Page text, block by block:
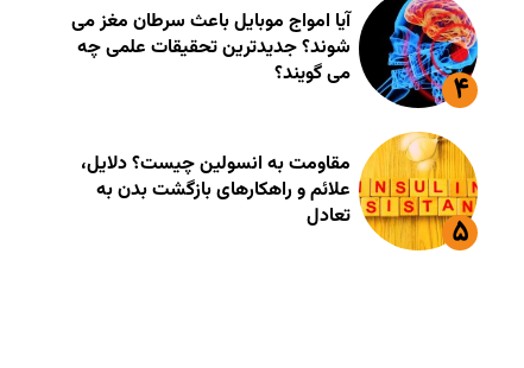
آیا امواج موبایل باعث سرطان مغز می
شوند؟ جدیدترین تحقیقات علمی چه
می گویند؟
مقاومت به انسولین چیست؟ دلایل،
علائم و راهکارهای بازگشت بدن به
تعادل